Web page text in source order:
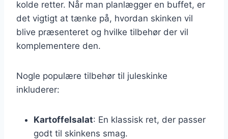
kolde retter. Når man planlægger en buffet, er
det vigtigt at tænke på, hvordan skinken vil
blive præsenteret og hvilke tilbehør der vil
komplementere den.
Nogle populære tilbehør til juleskinke
inkluderer:
Kartoffelsalat: En klassisk ret, der passer
godt til skinkens smag.